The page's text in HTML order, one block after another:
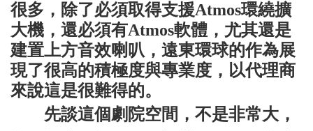
很多，除了必須取得支援Atmos環繞擴
大機，還必須有Atmos軟體，尤其還是
建置上方音效喇叭，遠東環球的作為展
現了很高的積極度與專業度，以代理商
來說這是很難得的。
先談這個劇院空間，不是非常大，